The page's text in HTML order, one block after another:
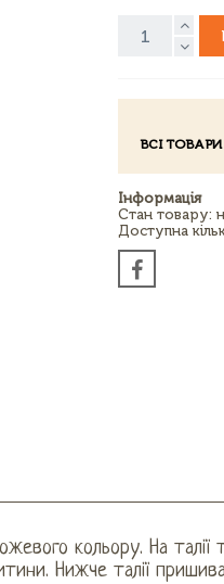
ВСІ
Інформація
Стан товару:
Доступна
кольору. На талії
Нижче талії